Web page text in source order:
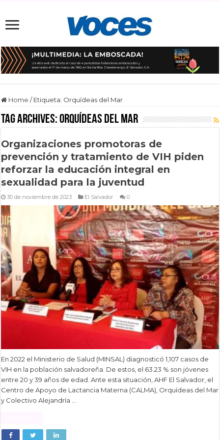
Home / Etiqueta: Orquídeas del Mar
Tag Archives:Orquídeas del Mar
Organizaciones promotoras de
prevención y tratamiento de VIH piden
reforzar la educación integral en
sexualidad para la juventud
30 de noviembre de 2023 El Salvador 0
En 2022 el Ministerio de Salud (MINSAL) diagnosticó 1,107 casos de
VIH en la población salvadoreña. De estos, el 63.23 % son jóvenes
entre 20 y 39 años de edad. Ante esta situación, AHF El Salvador, el
Centro de Apoyo de Lactancia Materna (CALMA), Orquídeas del Mar
y Colectivo Alejandría …